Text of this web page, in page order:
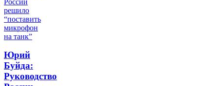
Юрий
Буйда:
Руководство